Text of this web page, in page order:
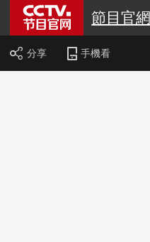
節目官網
分享 手機看